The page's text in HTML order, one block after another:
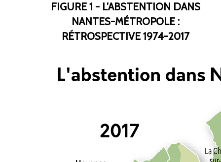
FIGURE 1 - L’ABSTENTION DANS
NANTES-MÉTROPOLE :
RÉTROSPECTIVE 1974-2017